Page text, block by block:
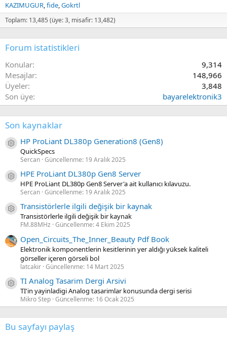
KAZIMUGUR fide Gokrtl
Toplam: 13,485 (üye: 3, misafir: 13,482)
Forum istatistikleri
Konular
9,314
Mesajlar
148,966
Üyeler
3,848
Son üye
bayarelektronik3
Son kaynaklar
Kaynak ikon/amblem
HP ProLiant DL380p Generation8 (Gen8)
QuickSpecs
Sercan Güncellenme: 19 Aralık 2025
Kaynak ikon/amblem
HPE ProLiant DL380p Gen8 Server
HPE ProLiant DL380p Gen8 Server'a ait kullanıcı kılavuzu.
Sercan Güncellenme: 19 Aralık 2025
Kaynak ikon/amblem
Transistörlerle ilgili değişik bir kaynak
Transistörlerle ilgili değişik bir kaynak
FM.88MHz Güncellenme:4 Ekim 2025
Open_Circuits_The_Inner_Beauty Pdf Book
Elektronik komponentlerin kesitlerinin yer aldığı yüksek kaliteli
görseller içeren görseli bol
latcakir Güncellenme: 14 Mart 2025
Kaynak ikon/amblem
TI Analog Tasarim Dergi Arsivi
TI'in yayinladigi Analog tasarimlar konusunda dergi serisi
Mikro Step Güncellenme: 16 Ocak 2025
Bu sayfayı paylaş